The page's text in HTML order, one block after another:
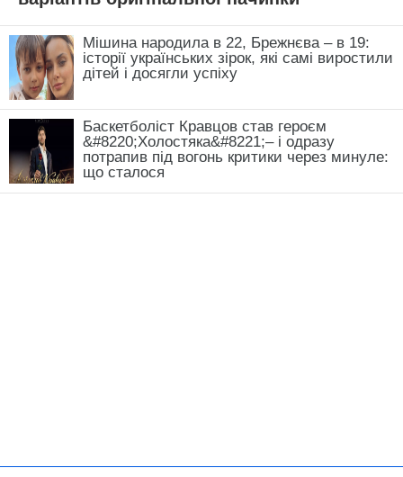
ефект – приголомшливий
Новини, інтерв’ю, цікаві історії ти знайдеш на
сайтіДобрі новини
АВТОР:
Маргарита Красюк
МІТКИ: